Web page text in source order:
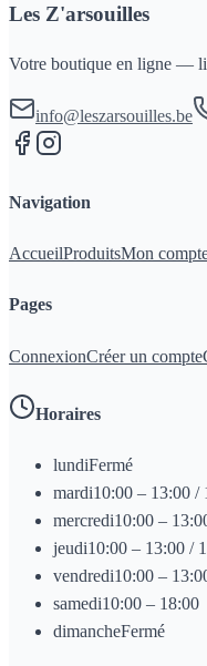
Les Z'arsouilles
Votre boutique en ligne —
info@leszarsouilles.be
Navigation
AccueilProduitsMon
Pages
ConnexionCréer un compte
Horaires
lundiFermé
mardi10:00 – 13:00 /
mercredi10:00 –
jeudi10:00 – 13:00 /
vendredi10:00 –
samedi10:00 – 18:00
dimancheFermé